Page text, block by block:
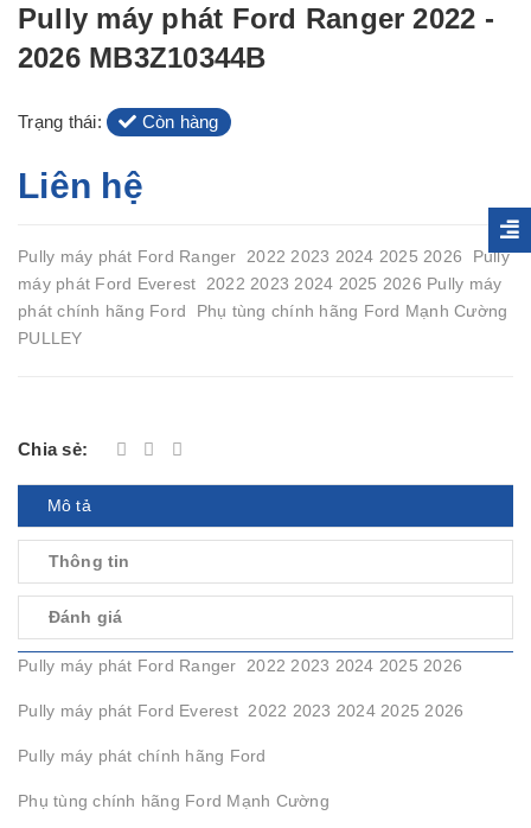
Pully máy phát Ford Ranger 2022 -
2026 MB3Z10344B
Trạng thái: Còn hàng
Liên hệ
Pully máy phát Ford Ranger 2022 2023 2024 2025 2026 Pully
máy phát Ford Everest 2022 2023 2024 2025 2026 Pully máy
phát chính hãng Ford Phụ tùng chính hãng Ford Mạnh Cường
PULLEY
Chia sẻ:
Mô tả
Thông tin
Đánh giá
Pully máy phát Ford Ranger 2022 2023 2024 2025 2026
Pully máy phát Ford Everest 2022 2023 2024 2025 2026
Pully máy phát chính hãng Ford
Phụ tùng chính hãng Ford Mạnh Cường